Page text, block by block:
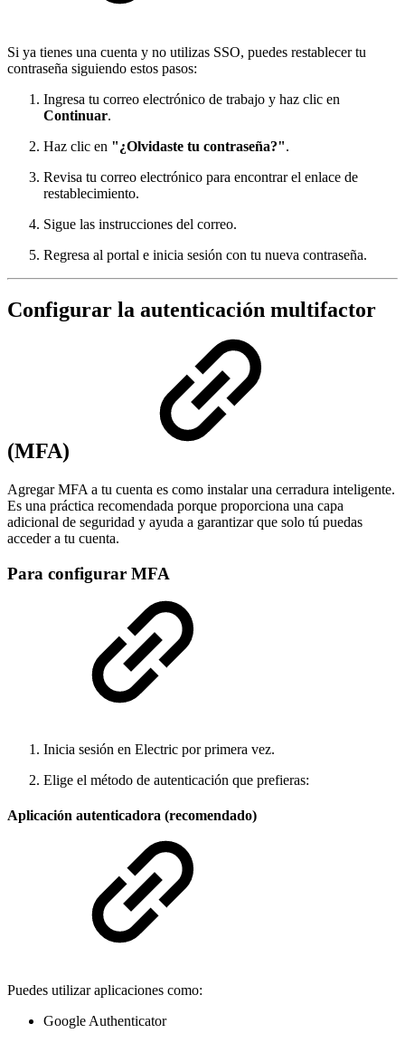
Si ya tienes una cuenta y no utilizas SSO, puedes restablecer tu
contraseña siguiendo estos pasos:
Ingresa tu correo electrónico de trabajo y haz clic en
Continuar.
Haz clic en "¿Olvidaste tu contraseña?".
Revisa tu correo electrónico para encontrar el enlace de
restablecimiento.
Sigue las instrucciones del correo.
Regresa al portal e inicia sesión con tu nueva contraseña.
Configurar la autenticación multifactor
(MFA)
Agregar MFA a tu cuenta es como instalar una cerradura inteligente.
Es una práctica recomendada porque proporciona una capa
adicional de seguridad y ayuda a garantizar que solo tú puedas
acceder a tu cuenta.
Para configurar MFA
Inicia sesión en Electric por primera vez.
Elige el método de autenticación que prefieras:
Aplicación autenticadora (recomendado)
Puedes utilizar aplicaciones como:
Google Authenticator